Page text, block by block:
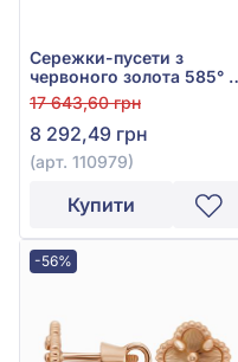
Сережки-пусети з
червоного золота 585° з
фіанітом/куб.цирконієм,
арт. 110979
17 643,60 грн
8 292,49 грн
(арт. 110979)
Купити
-56%